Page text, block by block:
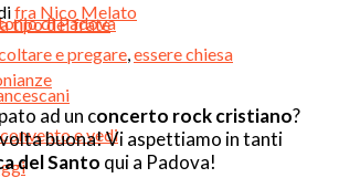
tipo del frate
e vedi
di Padova
fra Nico Melato
e pregare,essere chiesa
ad un concerto rock cristiano?
buona! Vi aspettiamo in tanti
del Santo qui a Padova!